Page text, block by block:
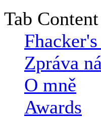
Tab Content
Zpráva
O mně
Awards